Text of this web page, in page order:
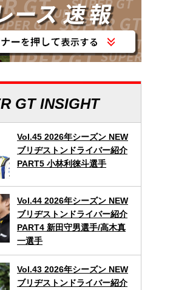
GT INSIGHT
Vol.45 2026年シーズン NEW
ブリヂストンドライバー紹介
PART5 小林利徠斗選手
Vol.44 2026年シーズン NEW
ブリヂストンドライバー紹介
PART4 新田守男選手/高木真
一選手
Vol.43 2026年シーズン NEW
ブリヂストンドライバー紹介